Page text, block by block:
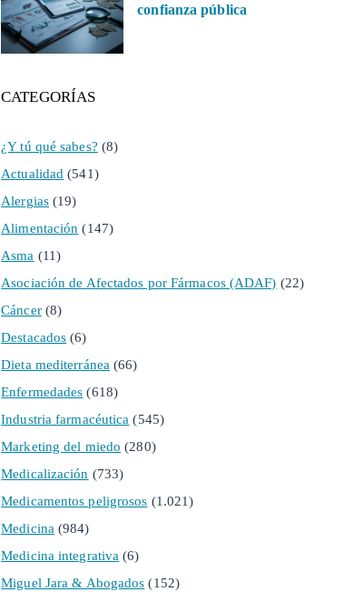
confianza pública
CATEGORÍAS
¿Y tú qué sabes? (8)
Actualidad (541)
Alergias(19)
Alimentación (147)
Asma (11)
Asociación de Afectados por Fármacos (ADAF) (22)
Cáncer(8)
Destacados (6)
Dieta mediterránea (66)
Enfermedades (618)
Industria farmacéutica (545)
Marketing del miedo (280)
Medicalización (733)
Medicamentos peligrosos (1.021)
Medicina (984)
Medicina integrativa (6)
Miguel Jara & Abogados (152)